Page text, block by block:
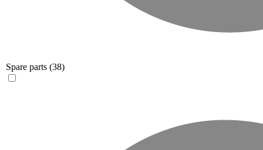
Spare parts (38)